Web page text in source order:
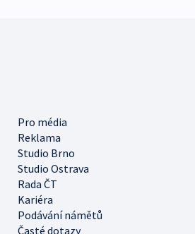
Pro média
Reklama
Studio Brno
Studio Ostrava
Rada ČT
Kariéra
Podávání námětů
Časté dotazy